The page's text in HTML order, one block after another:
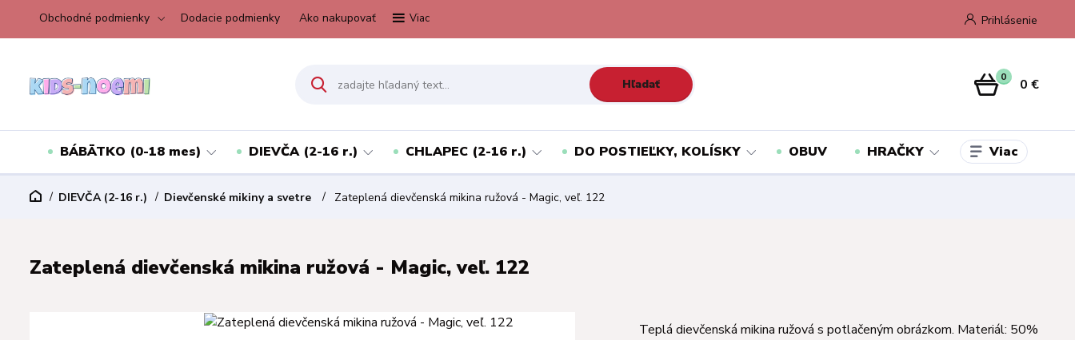
Obchodné podmienky Dodacie podmienky Ako nakupovať Viac Prihlásenie
Hľadať 0 0 €
BÁBÄTKO (0-18 mes) DIEVČA (2-16 r.) CHLAPEC (2-16 r.) DO POSTIEĽKY, KOLÍSKY OBUV HRAČKY Viac
DIEVČA (2-16 r.) Dievčenské mikiny a svetre Zateplená dievčenská mikina ružová - Magic, veľ. 122
Zateplená dievčenská mikina ružová - Magic, veľ. 122
Teplá dievčenská mikina ružová s potlačeným obrázkom. Materiál: 50%